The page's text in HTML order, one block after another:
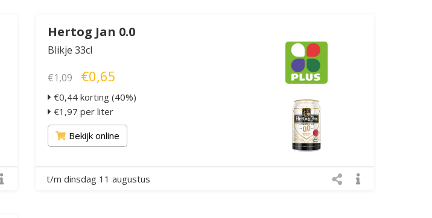
Hertog Jan 0.0
Blikje 33cl
€1,09 €0,65
€0,44 korting (40%)
€1,97 per liter
Bekijk online
t/m dinsdag 11 augustus